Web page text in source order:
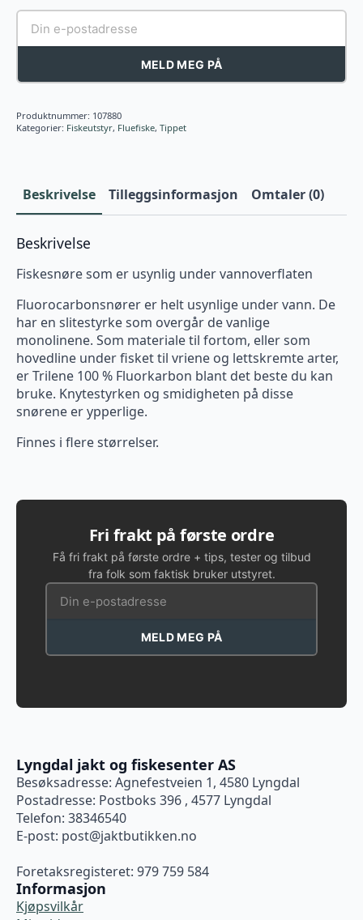
MELD MEG PÅ
Produktnummer: 107880
Kategorier: Fiskeutstyr, Fluefiske, Tippet
Beskrivelse Tilleggsinformasjon Omtaler (0)
Beskrivelse
Fiskesnøre som er usynlig under vannoverflaten
Fluorocarbonsnører er helt usynlige under vann. De
har en slitestyrke som overgår de vanlige
monolinene. Som materiale til fortom, eller som
hovedline under fisket til vriene og lettskremte arter,
er Trilene 100 % Fluorkarbon blant det beste du kan
bruke. Knytestyrken og smidigheten på disse
snørene er ypperlige.
Finnes i flere størrelser.
Fri frakt på første ordre
Få fri frakt på første ordre + tips, tester og tilbud
fra folk som faktisk bruker utstyret.
MELD MEG PÅ
Lyngdal jakt og fiskesenter AS
Besøksadresse: Agnefestveien 1, 4580 Lyngdal
Postadresse: Postboks 396 , 4577 Lyngdal
Telefon: 38346540
E-post: post@jaktbutikken.no
Foretaksregisteret: 979 759 584
Informasjon
Kjøpsvilkår